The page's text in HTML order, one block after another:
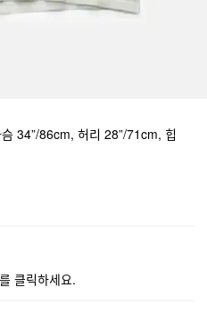
34”/86cm, 허리 28”/71cm, 힙
를 클릭하세요.